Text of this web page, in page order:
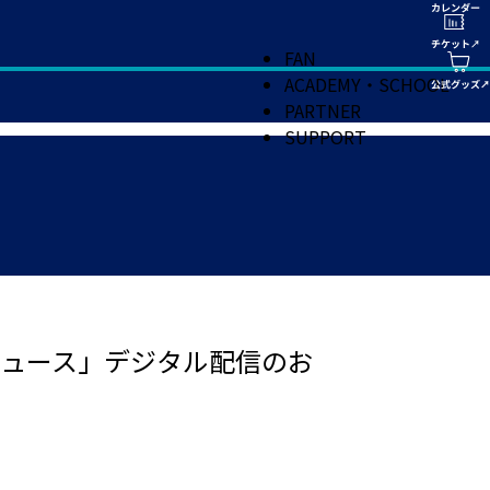
FAN
ACADEMY・SCHOOL
PARTNER
SUPPORT
ース」デジタル配信のお